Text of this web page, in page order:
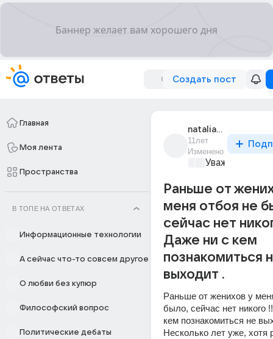
Создать пост
Главная
Моя лента
Пространства
В ТОПЕ НА ОТВЕТАХ
Информационные технологии
А сейчас что-то совсем другое
О любви без купюр
Философский вопрос
Политические дебаты
natalia_65297
11лет
Изменено
Уважаемый
Раньше от
меня отбоя не
сейчас нет
Даже ни с кем
познакомиться
выходит .
Раньше от женихов у
было, сейчас нет никого
кем познакомиться не
Несколько лет уже, хотя